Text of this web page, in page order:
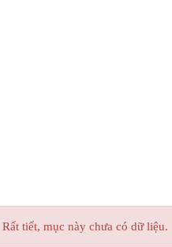
Rất tiết, mục này chưa có dữ liệu.